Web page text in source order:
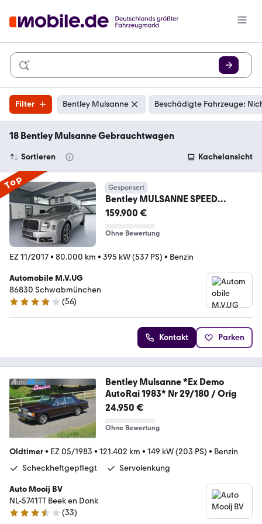
Filter Bentley Mulsanne Beschädigte Fahrzeuge:
18 Bentley Mulsanne Gebrauchtwagen
Sortieren Kachelansicht
Top Gesponsert
Bentley MULSANNE SPEED
*MULLINER*MASSAGE*NAIM*KA
159.900 €
Ohne Bewertung
EZ 11/2017• 80.000 km • 395 kW (537 PS) • Benzin
Automobile M.V.UG
86830 Schwabmünchen
4.1 Sterne
(56)
Kontakt Parken
Bentley Mulsanne *Ex Demo
AutoRai 1983* Nr 29/180 / Orig
24.950 €
Ohne Bewertung
Oldtimer• EZ 05/1983 • 121.402 km • 149 kW (203 PS) • Benzin
Scheckheftgepflegt
Servolenkung
Auto Mooij BV
NL-5741TT Beek en Donk
3.7 Sterne
(33)